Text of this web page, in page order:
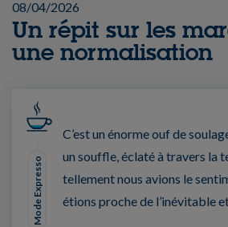
08/04/2026
Un répit sur les
une normalisation
Mode Expresso
C’est un énorme ouf de
un souffle, éclaté à travers la
tellement nous avions le
étions proche de l’inévitable